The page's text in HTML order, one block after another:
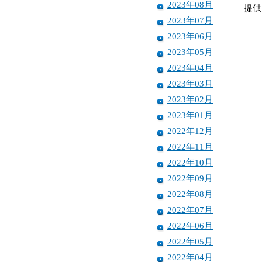
2023年08月
2023年07月
2023年06月
2023年05月
2023年04月
2023年03月
2023年02月
2023年01月
2022年12月
2022年11月
2022年10月
2022年09月
2022年08月
2022年07月
2022年06月
2022年05月
2022年04月
提供